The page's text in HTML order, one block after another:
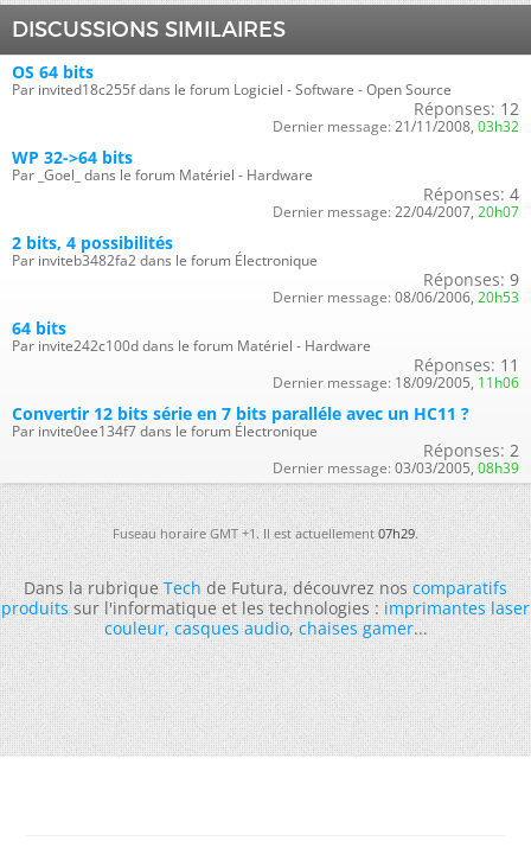
DISCUSSIONS SIMILAIRES
OS 64 bits
Par invited18c255f dans le forum Logiciel - Software - Open Source
Réponses: 12
Dernier message: 21/11/2008, 03h32
WP 32->64 bits
Par _Goel_ dans le forum Matériel - Hardware
Réponses: 4
Dernier message: 22/04/2007, 20h07
2 bits, 4 possibilités
Par inviteb3482fa2 dans le forum Électronique
Réponses: 9
Dernier message: 08/06/2006, 20h53
64 bits
Par invite242c100d dans le forum Matériel - Hardware
Réponses: 11
Dernier message: 18/09/2005, 11h06
Convertir 12 bits série en 7 bits paralléle avec un HC11 ?
Par invite0ee134f7 dans le forum Électronique
Réponses: 2
Dernier message: 03/03/2005, 08h39
Fuseau horaire GMT +1. Il est actuellement07h29.
Dans la rubriqueTechde Futura, découvrez noscomparatifs
produitssur l'informatique et les technologies : imprimantes laser
couleur,casques audio,chaises gamer...